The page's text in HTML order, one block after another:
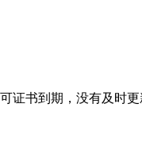
书到期，没有及时更